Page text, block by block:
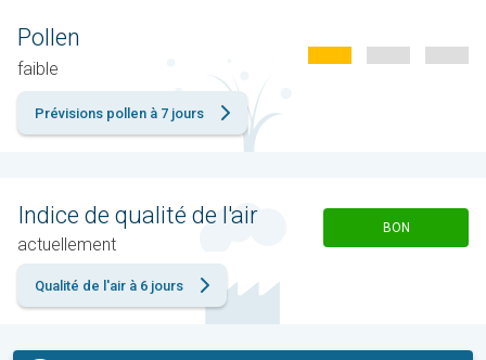
Pollen
faible
Prévisions pollen à 7 jours
Indice de qualité de l'air
actuellement
BON
Qualité de l'air à 6 jours